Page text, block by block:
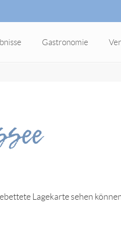
Gastronomie
Lagekarte sehen